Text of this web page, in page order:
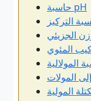
حاسبة pH
التركيز
الجزيئي
المئوي
المولالية
المولات
المولية